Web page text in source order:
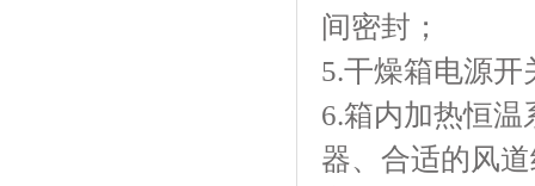
间密封；
5.干燥箱电源
6.箱内加热恒温
器、合适的风